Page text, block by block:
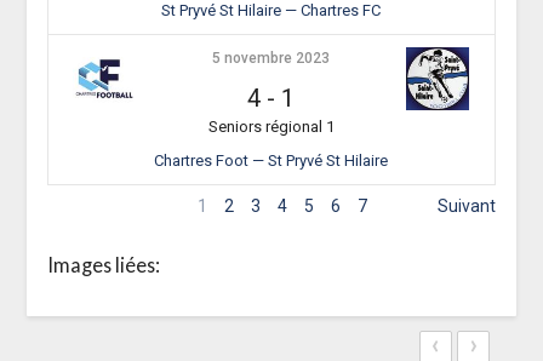
St Pryvé St Hilaire — Chartres FC
5 novembre 2023
4 - 1
Seniors régional 1
Chartres Foot — St Pryvé St Hilaire
1 2 3 4 5 6 7 Suivant
Images liées:
‹ ›